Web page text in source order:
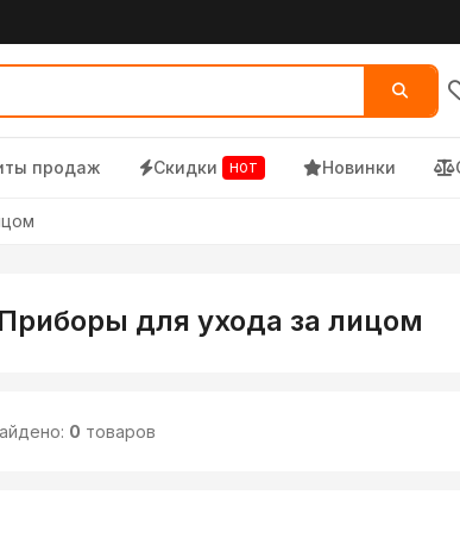
по низким ценам
продаж Скидки HOT Новинки
Приборы для ухода за лицом
0 товаров